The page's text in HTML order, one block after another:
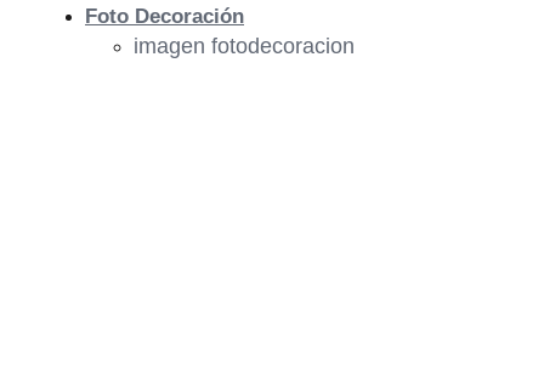
Foto Decoración
imagen fotodecoracion